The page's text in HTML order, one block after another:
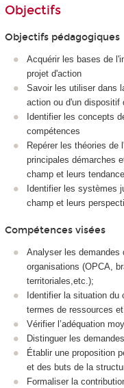
Objectifs
Objectifs pédagogiques
Acquérir les bases de
projet d'action
Savoir les utiliser dans
action ou d'un dispositif
Identifier les concepts
compétences
Repérer les théories de
principales démarches
champ et leurs
Identifier les systèmes
champ et leurs
Compétences visées
Analyser les demandes
organisations (OPCA,
territoriales,etc.);
Identifier la situation du
termes de ressources
Vérifier l’adéquation
Distinguer les
Établir une proposition
et des buts de la
Formaliser la